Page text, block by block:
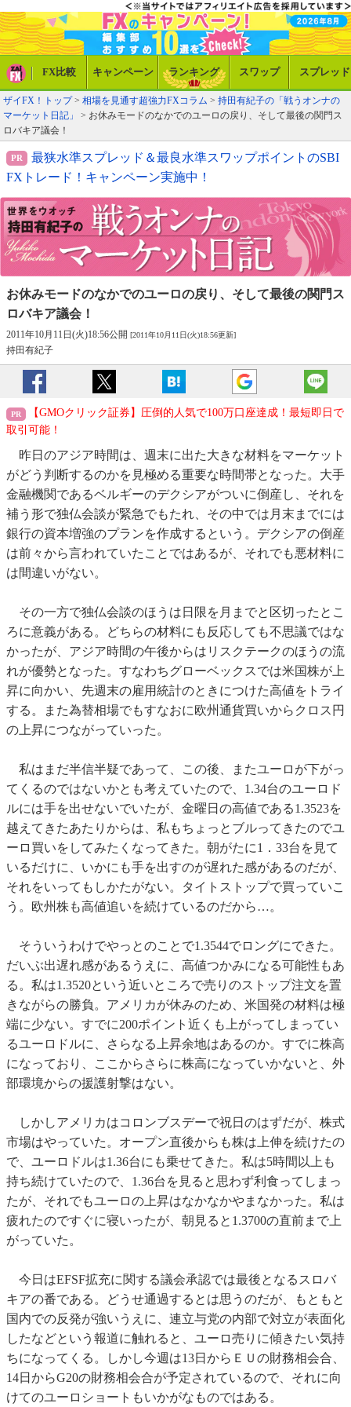
FX比較 キャンペーン ランキング スワップ スプレッド
ザイFX！トップ> 相場を見通す超強力FXコラム > 持田有紀子の「戦うオンナの
マーケット日記」
> お休みモードのなかでのユーロの戻り、そして最後の関門ス
ロバキア議会！
最狭水準スプレッド＆最良水準スワップポイントのSBI
FXトレード！キャンペーン実施中！
お休みモードのなかでのユーロの戻り、 そして最後の関門ス
ロバキア議会！
2011年10月11日(火)18:56公開 [2011年10月11日(火)18:56更新]
持田有紀子
【GMOクリック証券】圧倒的人気で100万口座達成！最短即日で
取引可能！
昨日のアジア時間は、週末に出た大きな材料をマーケット
がどう判断するのかを見極める重要な時間帯となった。大手
金融機関であるベルギーのデクシアがついに倒産し、それを
補う形で独仏会談が緊急でもたれ、その中では月末までには
銀行の資本増強のプランを作成するという。デクシアの倒産
は前々から言われていたことではあるが、それでも悪材料に
は間違いがない。
その一方で独仏会談のほうは日限を月までと区切ったとこ
ろに意義がある。どちらの材料にも反応しても不思議ではな
かったが、アジア時間の午後からはリスクテークのほうの流
れが優勢となった。すなわちグローベックスでは米国株が上
昇に向かい、先週末の雇用統計のときにつけた高値をトライ
する。また為替相場でもすなおに欧州通貨買いからクロス円
の上昇につながっていった。
私はまだ半信半疑であって、この後、またユーロが下がっ
てくるのではないかとも考えていたので、1.34台のユーロド
ルには手を出せないでいたが、金曜日の高値である1.3523を
越えてきたあたりからは、私もちょっとブルってきたのでユ
ーロ買いをしてみたくなってきた。朝がたに1．33台を見て
いるだけに、いかにも手を出すのが遅れた感があるのだが、
それをいってもしかたがない。タイトストップで買っていこ
う。欧州株も高値追いを続けているのだから…。
そういうわけでやっとのことで1.3544でロングにできた。
だいぶ出遅れ感があるうえに、高値つかみになる可能性もあ
る。私は1.3520という近いところで売りのストップ注文を置
きながらの勝負。アメリカが休みのため、米国発の材料は極
端に少ない。すでに200ポイント近くも上がってしまってい
るユーロドルに、さらなる上昇余地はあるのか。すでに株高
になっており、ここからさらに株高になっていかないと、外
部環境からの援護射撃はない。
しかしアメリカはコロンブスデーで祝日のはずだが、株式
市場はやっていた。オープン直後からも株は上伸を続けたの
で、ユーロドルは1.36台にも乗せてきた。私は5時間以上も
持ち続けていたので、1.36台を見ると思わず利食ってしまっ
たが、それでもユーロの上昇はなかなかやまなかった。私は
疲れたのですぐに寝いったが、朝見ると1.3700の直前まで上
がっていた。
今日はEFSF拡充に関する議会承認では最後となるスロバ
キアの番である。どうせ通過するとは思うのだが、もともと
国内での反発が強いうえに、連立与党の内部で対立が表面化
したなどという報道に触れると、ユーロ売りに傾きたい気持
ちになってくる。しかし今週は13日からＥＵの財務相会合、
14日からG20の財務相会合が予定されているので、それに向
けてのユーロショートもいかがなものではある。